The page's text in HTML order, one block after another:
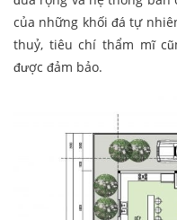
của những khối đá tự
thuỷ, tiêu chí thẩm mĩ
được đảm bảo.